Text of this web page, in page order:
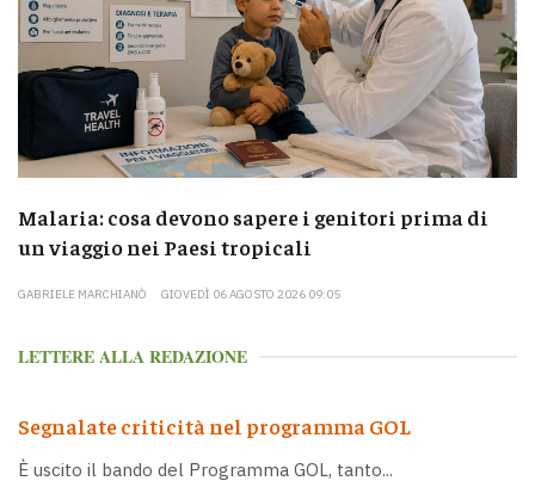
Malaria: cosa devono sapere i genitori prima di
un viaggio nei Paesi tropicali
GABRIELE MARCHIANÒ GIOVEDÌ 06 AGOSTO 2026 09:05
LETTERE ALLA REDAZIONE
Segnalate criticità nel programma GOL
È uscito il bando del Programma GOL, tanto...